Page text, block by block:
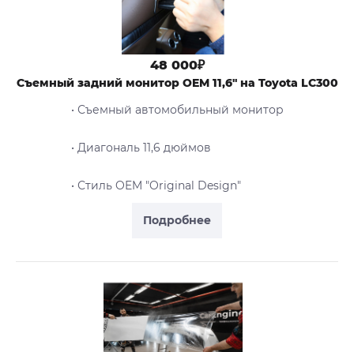
Подробнее
48 000₽
Съемный задний монитор OEM 11,6" на Toyota LC300
• Съемный автомобильный монитор
• Диагональ 11,6 дюймов
• Стиль OEM "Original Design"